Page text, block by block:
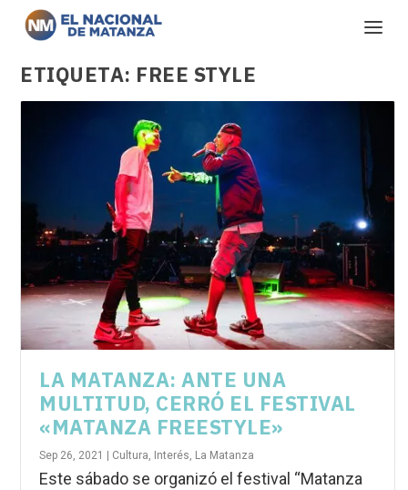
ETIQUETA: FREE STYLE
LA MATANZA: ANTE UNA
MULTITUD, CERRÓ EL FESTIVAL
«MATANZA FREESTYLE»
Sep 26, 2021 | Cultura Interés La Matanza
Este sábado se organizó el festival “Matanza